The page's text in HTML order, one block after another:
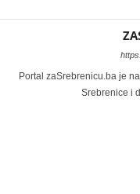
Portal zaSrebrenicu.ba je
Srebrenice i